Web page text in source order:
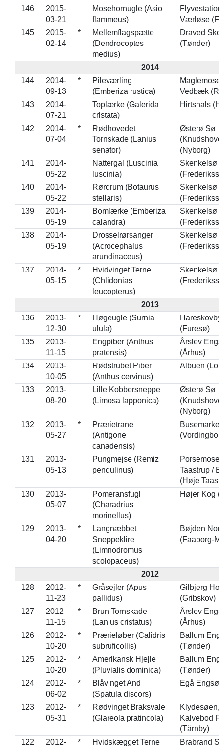
146
2015-
03-21
Mosehornugle (Asio
flammeus)
Værløse
145
2015-
02-14
*
Mellemflagspætte
(Dendrocoptes
medius)
Draved
(Tønder)
2014
144
2014-
09-13
*
Pileværling
(Emberiza rustica)
Vedbæk
143
2014-
07-21
Toplærke (Galerida
cristata)
Hirtshals
142
2014-
07-04
*
Rødhovedet
Tornskade (Lanius
senator)
Østerø Sø
(Nyborg)
141
2014-
05-22
Nattergal (Luscinia
luscinia)
Skenkelsø
140
2014-
05-22
Rørdrum (Botaurus
stellaris)
Skenkelsø
139
2014-
05-19
Bomlærke (Emberiza
calandra)
Skenkelsø
138
2014-
05-19
Drosselrørsanger
(Acrocephalus
arundinaceus)
Skenkelsø
137
2014-
05-15
*
Hvidvinget Terne
(Chlidonias
leucopterus)
Skenkelsø
2013
136
2013-
12-30
*
Høgeugle (Surnia
ulula)
(Furesø)
135
2013-
11-15
Engpiber (Anthus
pratensis)
Årslev
(Århus)
134
2013-
10-05
Rødstrubet Piber
(Anthus cervinus)
Albuen
133
2013-
08-20
Lille Kobbersneppe
(Limosa lapponica)
Østerø Sø
(Nyborg)
132
2013-
05-27
*
Prærietrane
(Antigone
canadensis)
131
2013-
05-13
Pungmejse (Remiz
pendulinus)
Taastrup /
(Høje
130
2013-
05-07
Pomeransfugl
(Charadrius
morinellus)
Højer Kog
129
2013-
04-20
*
Langnæbbet
Sneppeklire
(Limnodromus
scolopaceus)
Bøjden
(Faaborg-
2012
128
2012-
11-23
*
Gråsejler (Apus
pallidus)
Gilbjerg
(Gribskov)
127
2012-
11-15
*
Brun Tornskade
(Lanius cristatus)
Årslev
(Århus)
126
2012-
10-20
*
Prærieløber (Calidris
subruficollis)
Ballum
(Tønder)
125
2012-
10-20
*
Amerikansk Hjejle
(Pluvialis dominica)
Ballum
(Tønder)
124
2012-
06-02
*
Blåvinget And
(Spatula discors)
Egå
123
2012-
05-31
*
Rødvinget Braksvale
(Glareola pratincola)
Klydesøen,
Kalvebod
(Tårnby)
122
2012-
*
Hvidskægget Terne
Brabrand